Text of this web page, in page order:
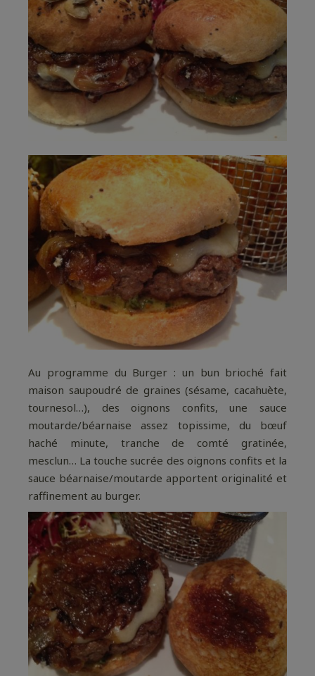
Au programme du Burger : un bun brioché fait
maison saupoudré de graines (sésame, cacahuète,
tournesol…), des oignons confits, une sauce
moutarde/béarnaise assez topissime, du bœuf
haché minute, tranche de comté gratinée,
mesclun… La touche sucrée des oignons confits et la
sauce béarnaise/moutarde apportent originalité et
raffinement au burger.